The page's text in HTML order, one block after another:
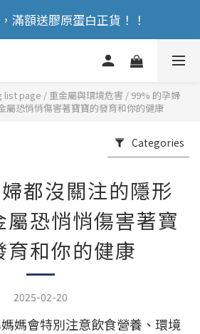
滿額送膠原蛋白正貨！！
滿額送膠原蛋白正貨！！
會員享『300元』購物金
滿額送膠原蛋白正貨！！
list page / 重金屬與環境危害 / 99% 的孕婦
屬恐悄悄傷害著寶寶的發育和你的健康
Categories
都沒關注的隱形
屬恐悄悄傷害著寶
育和你的健康
2025-02-20
媽會特別注意飲食營養、環境